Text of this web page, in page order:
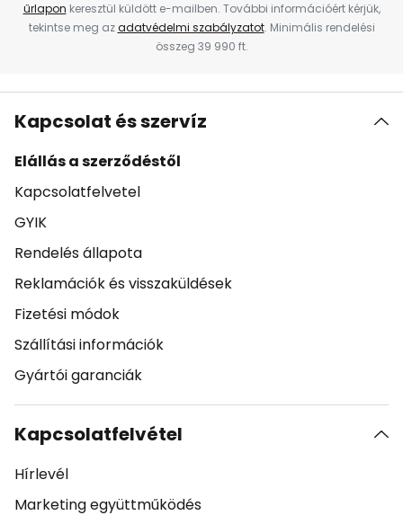
űrlapon keresztül küldött e-mailben. További információért kérjük,
tekintse meg azadatvédelmi szabályzatot. Minimális rendelési
összeg 39 990 ft.
Kapcsolat és szervíz
Elállás a szerződéstől
Kapcsolatfelvetel
GYIK
Rendelés állapota
Reklamációk és visszaküldések
Fizetési módok
Szállítási információk
Gyártói garanciák
Kapcsolatfelvétel
Hírlevél
Marketing együttműködés